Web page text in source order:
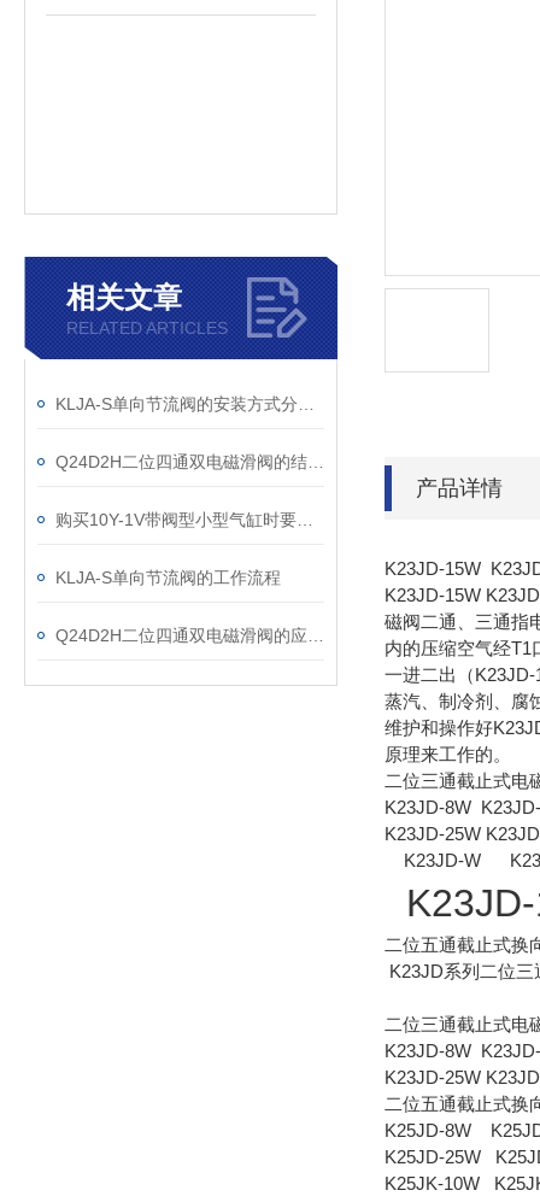
相关文章
RELATED ARTICLES
KLJA-S单向节流阀的工作流程
产品详情
K23JD-15W
K23JD-15W
磁阀二通、三通指
内的压缩空气经
一进二出（
蒸汽、制冷剂、腐
维护和操作好
原理来工作的。
二位三通截止式电
K23JD-8W
K23JD-25W
K23JD-W
二位五通截止式换
K23JD系列二位
二位三通截止式电
K23JD-8W
K23JD-25W
二位五通截止式换
K25JD-8W
K25JD-25W
K25JK-10W